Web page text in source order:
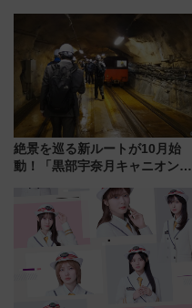
める日帰りツアー
絶景を巡る新ルートが10月始
動！「黒部宇奈月キャニオンル
ジ」がオープン